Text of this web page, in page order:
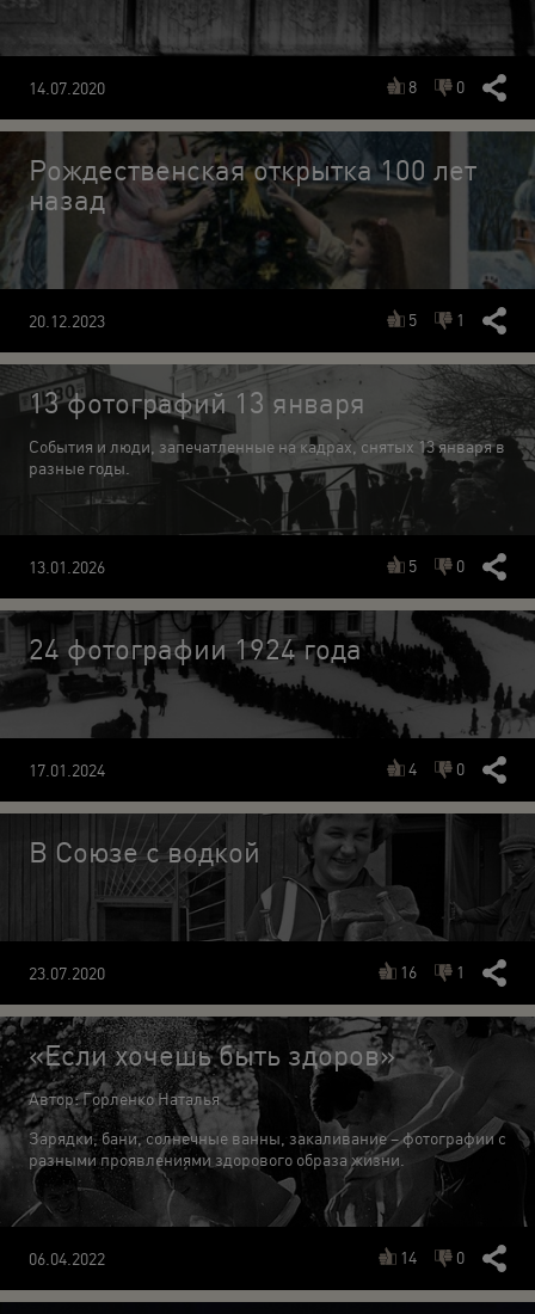
14.07.2020 8 0
Рождественская открытка 100 лет
назад
20.12.2023 5 1
13 фотографий 13 января
События и люди, запечатленные на кадрах, снятых 13 января в
разные годы.
13.01.2026 5 0
24 фотографии 1924 года
17.01.2024 4 0
В Союзе с водкой
23.07.2020 16 1
«Если хочешь быть здоров»
Автор: Горленко Наталья
Зарядки, бани, солнечные ванны, закаливание – фотографии с
разными проявлениями здорового образа жизни.
06.04.2022 14 0